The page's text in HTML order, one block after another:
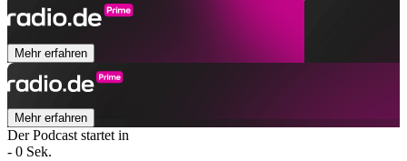
Mehr erfahren
Mehr erfahren
Der Podcast startet in
- 0 Sek.